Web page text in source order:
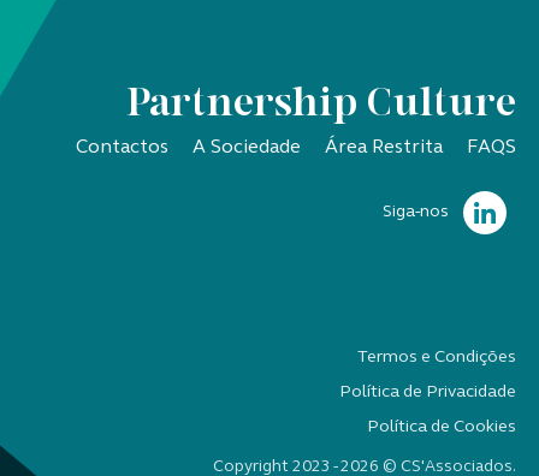
Partnership Culture
Contactos A Sociedade Área Restrita FAQS
Siga-nos
Termos e Condições
Política de Privacidade
Política de Cookies
Copyright 2023 - 2026 © CS'Associados.